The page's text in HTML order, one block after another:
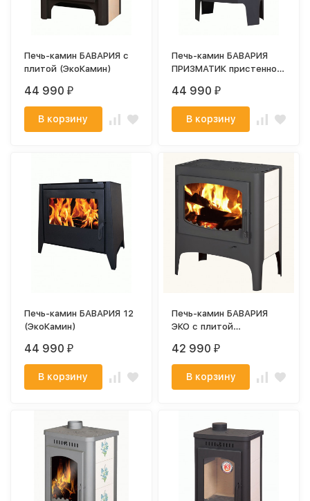
Печь-камин БАВАРИЯ с
плитой (ЭкоКамин)
44 990₽
В корзину
Печь-камин БАВАРИЯ
ПРИЗМАТИК пристенно
44 990₽
В корзину
Печь-камин БАВАРИЯ 12
(ЭкоКамин)
44 990₽
В корзину
Печь-камин БАВАРИЯ
ЭКО с плитой
42 990₽
В корзину